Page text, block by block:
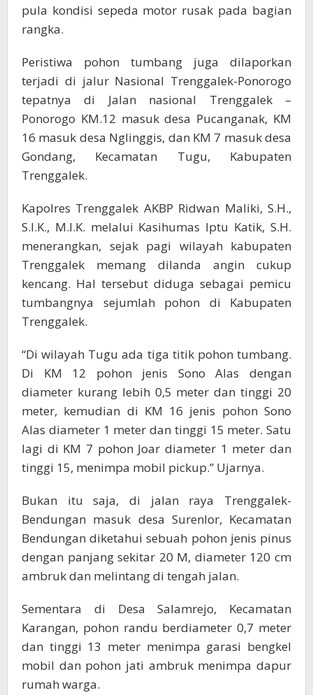
pula kondisi sepeda motor rusak pada bagian
rangka.
Peristiwa pohon tumbang juga dilaporkan
terjadi di jalur Nasional Trenggalek-Ponorogo
tepatnya di Jalan nasional Trenggalek –
Ponorogo KM.12 masuk desa Pucanganak, KM
16 masuk desa Nglinggis, dan KM 7 masuk desa
Gondang, Kecamatan Tugu, Kabupaten
Trenggalek.
Kapolres Trenggalek AKBP Ridwan Maliki, S.H.,
S.I.K., M.I.K. melalui Kasihumas Iptu Katik, S.H.
menerangkan, sejak pagi wilayah kabupaten
Trenggalek memang dilanda angin cukup
kencang. Hal tersebut diduga sebagai pemicu
tumbangnya sejumlah pohon di Kabupaten
Trenggalek.
“Di wilayah Tugu ada tiga titik pohon tumbang.
Di KM 12 pohon jenis Sono Alas dengan
diameter kurang lebih 0,5 meter dan tinggi 20
meter, kemudian di KM 16 jenis pohon Sono
Alas diameter 1 meter dan tinggi 15 meter. Satu
lagi di KM 7 pohon Joar diameter 1 meter dan
tinggi 15, menimpa mobil pickup.” Ujarnya.
Bukan itu saja, di jalan raya Trenggalek-
Bendungan masuk desa Surenlor, Kecamatan
Bendungan diketahui sebuah pohon jenis pinus
dengan panjang sekitar 20 M, diameter 120 cm
ambruk dan melintang di tengah jalan.
Sementara di Desa Salamrejo, Kecamatan
Karangan, pohon randu berdiameter 0,7 meter
dan tinggi 13 meter menimpa garasi bengkel
mobil dan pohon jati ambruk menimpa dapur
rumah warga.